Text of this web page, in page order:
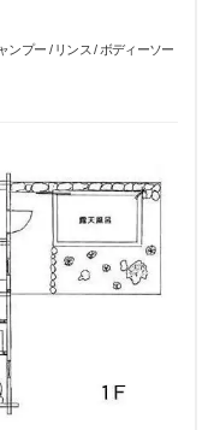
ンプー / リンス / ボディーソー